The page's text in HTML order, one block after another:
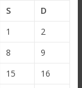
S
D
1
2
8
9
15
16